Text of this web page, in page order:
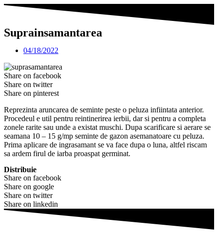
Suprainsamantarea
04/18/2022
Share on facebook
Share on twitter
Share on pinterest
Reprezinta aruncarea de seminte peste o peluza infiintata anterior.
Procedeul e util pentru reintinerirea ierbii, dar si pentru a completa
zonele rarite sau unde a existat muschi. Dupa scarificare si aerare se
seamana 10 – 15 g/mp seminte de gazon asemanatoare cu peluza.
Prima aplicare de ingrasamant se va face dupa o luna, altfel riscam
sa ardem firul de iarba proaspat germinat.
Distribuie
Share on facebook
Share on google
Share on twitter
Share on linkedin